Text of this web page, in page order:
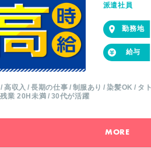
派遣社員
高収入 長期の仕事 制服あり 染髪OK タ
残業 20H未満 30代が活躍
MORE